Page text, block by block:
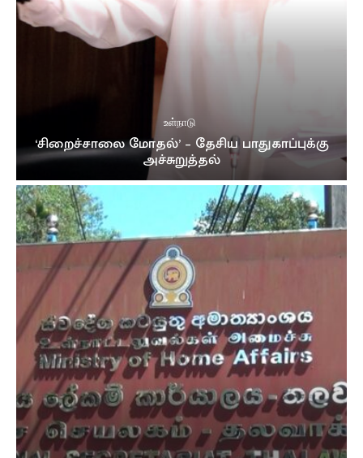
உள்நாடு
‘சிறைச்சாலை மோதல்’ – தேசிய பாதுகாப்புக்கு
அச்சுறுத்தல்